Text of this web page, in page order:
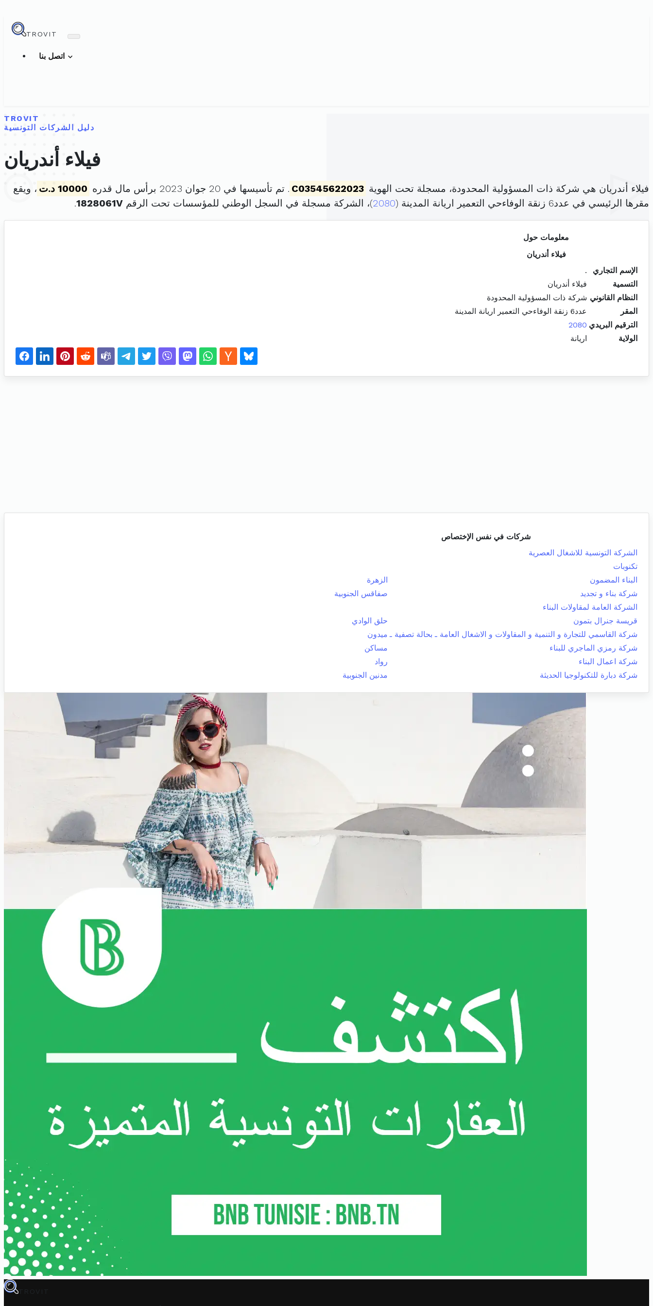
TROVIT
TROVIT
دليل الشركات التونسية
فيلاء أندريان
فيلاء أندريان هي شركة ذات المسؤولية المحدودة، مسجلة تحت الهوية C03545622023 . تم تأسيسها في 20 جوان 2023 برأس مال قدره 10000 د.ت
، ويقع
مقرها الرئيسي في عدد6 زنقة الوفاءحي التعمير اريانة المدينة (
2080)، الشركة مسجلة في السجل الوطني للمؤسسات تحت الرقم 1828061V
.
معلومات حول
فيلاء أندريان
الإسم التجاري
.
التسمية
فيلاء أندريان
النظام القانوني شركة ذات المسؤولية المحدودة
المقر
عدد6 زنقة الوفاءحي التعمير اريانة المدينة
الترقيم البريدي 2080
الولاية
اريانة
شركات في نفس الإختصاص
الشركة التونسية للاشغال العصرية
تكنوبات
البناء المضمون
الزهرة
شركة بناء و تجديد
صفاقس الجنوبية
الشركة العامة لمقاولات البناء
قريسة جنرال بتمون
حلق الوادي
شركة القاسمي للتجارة و التنمية و المقاولات و الاشغال العامة ـ بحالة تصفية ـ ميدون
شركة رمزي الماجري للبناء
مساكن
شركة اعمال البناء
رواد
شركة دبارة للتكنولوجيا الحديثة
مدنين الجنوبية
TROVIT